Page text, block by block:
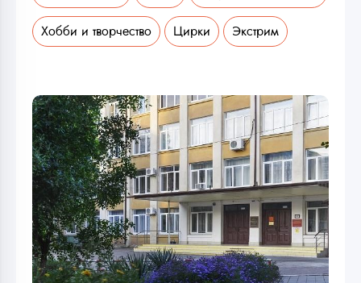
Хобби и творчество Цирки Экстрим